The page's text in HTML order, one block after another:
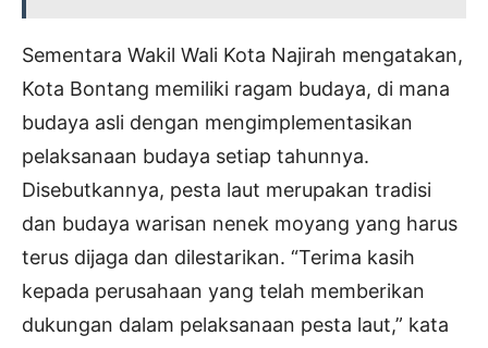
Sementara Wakil Wali Kota Najirah mengatakan,
Kota Bontang memiliki ragam budaya, di mana
budaya asli dengan mengimplementasikan
pelaksanaan budaya setiap tahunnya.
Disebutkannya, pesta laut merupakan tradisi
dan budaya warisan nenek moyang yang harus
terus dijaga dan dilestarikan. “Terima kasih
kepada perusahaan yang telah memberikan
dukungan dalam pelaksanaan pesta laut,” kata